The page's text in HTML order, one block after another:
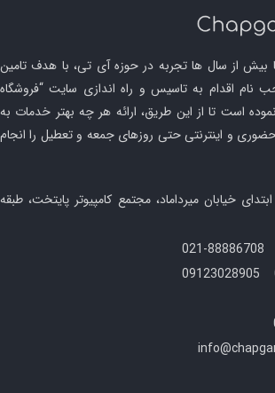
بیش از سال ها تجربه در حوزه آی تی، با هدف تامین
نام اقدام به تاسیس و راه اندازی سایت “فروشگاه
است تا از این طریق، ارائه هر چه بهتر خدمات به
و اینترنتی حتی روزهای جمعه و تعطیل را انجام
خیابان میرداماد، مجتمع کامپیوتر پایتخت، طبقه